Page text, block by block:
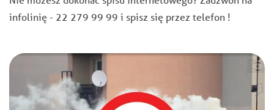
infolinię - 22 279 99 99 i spisz się przez telefon !